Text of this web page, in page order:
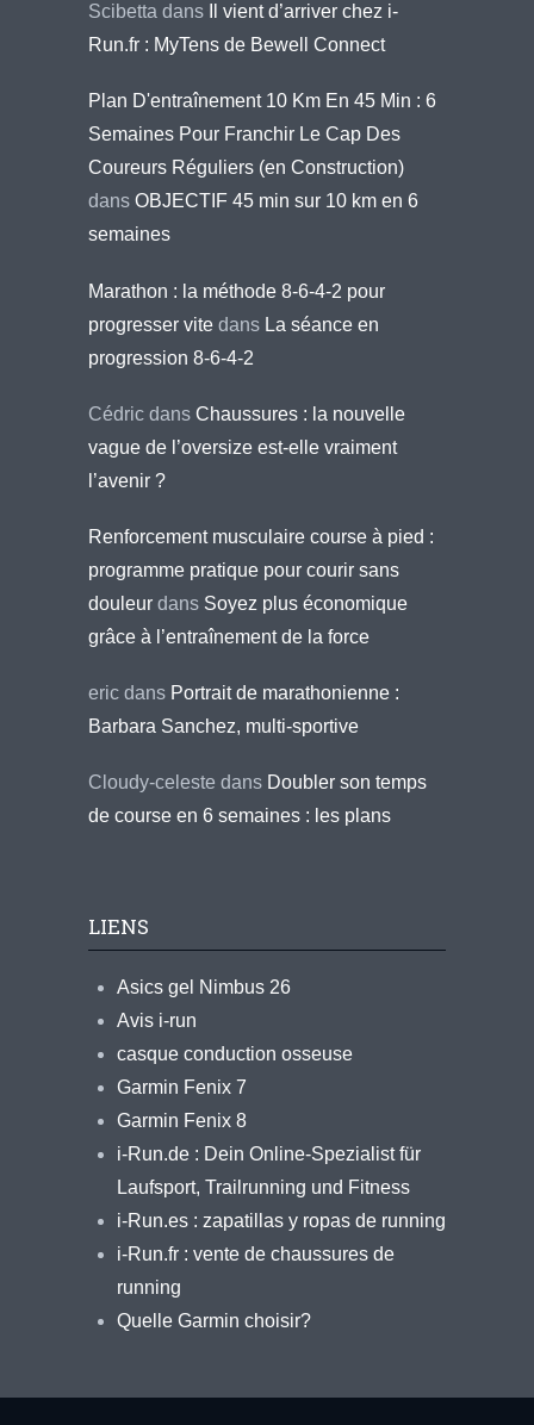
Scibetta dans
Il vient d’arriver chez i-
Run.fr : MyTens de Bewell Connect
Plan D'entraînement 10 Km En 45 Min : 6
Semaines Pour Franchir Le Cap Des
Coureurs Réguliers (en Construction)
dans OBJECTIF 45 min sur 10 km en 6
semaines
Marathon : la méthode 8-6-4-2 pour
progresser vite dans La séance en
progression 8-6-4-2
Cédric dans Chaussures : la nouvelle
vague de l’oversize est-elle vraiment
l’avenir ?
Renforcement musculaire course à pied :
programme pratique pour courir sans
douleur dans Soyez plus économique
grâce à l’entraînement de la force
eric dans Portrait de marathonienne :
Barbara Sanchez, multi-sportive
Cloudy-celeste dans Doubler son temps
de course en 6 semaines : les plans
LIENS
Asics gel Nimbus 26
Avis i-run
casque conduction osseuse
Garmin Fenix 7
Garmin Fenix 8
i-Run.de : Dein Online-Spezialist für
Laufsport, Trailrunning und Fitness
i-Run.es : zapatillas y ropas de running
i-Run.fr : vente de chaussures de
running
Quelle Garmin choisir?